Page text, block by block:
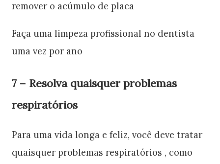
remover o acúmulo de placa
Faça uma limpeza profissional no dentista
uma vez por ano
7 – Resolva quaisquer problemas
respiratórios
Para uma vida longa e feliz, você deve tratar
quaisquer problemas respiratórios , como